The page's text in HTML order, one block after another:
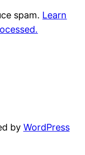
spam. Learn
by WordPress